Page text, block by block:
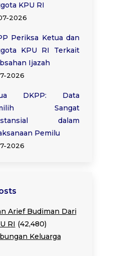
KPU RI
2026
Periksa Ketua dan
KPU RI Terkait
Ijazah
2026
DKPP: Data
Sangat
dalam
Pemilu
2026
Arief Budiman Dari
RI (42,480)
Keluarga